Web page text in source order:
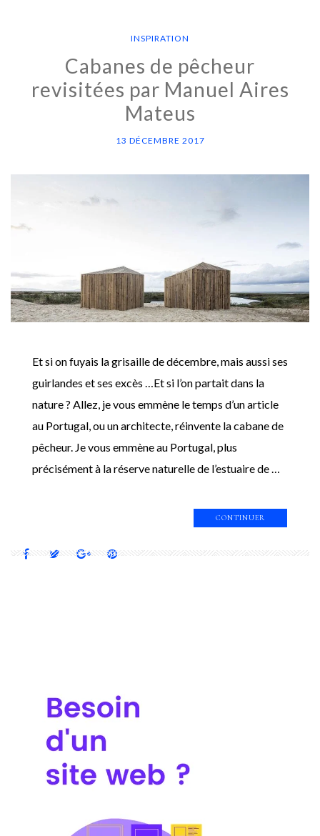
INSPIRATION
Cabanes de pêcheur
revisitées par Manuel Aires
Mateus
13 DÉCEMBRE 2017
Et si on fuyais la grisaille de décembre, mais aussi ses
guirlandes et ses excès …Et si l’on partait dans la
nature ? Allez, je vous emmène le temps d’un article
au Portugal, ou un architecte, réinvente la cabane de
pêcheur. Je vous emmène au Portugal, plus
précisément à la réserve naturelle de l’estuaire de …
CONTINUER